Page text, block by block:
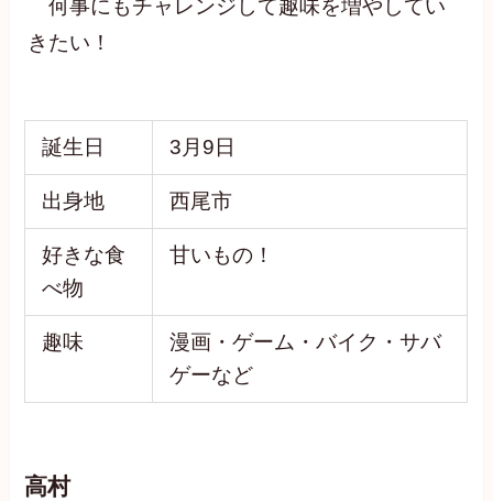
何事にもチャレンジして趣味を増やしてい
きたい！
誕生日 3月9日
出身地 西尾市
好きな食
べ物
甘いもの！
趣味
漫画・ゲーム・バイク・サバ
ゲーなど
高村